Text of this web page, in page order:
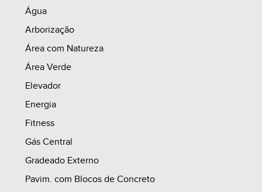
2.5.2. AS PARCELAS FINANCIADAS DIRETO
SERÃO CORRIGIDAS MENSALMENTE DE ACORDO
Água
Arborização
Área com Natureza
Área Verde
Elevador
Energia
Fitness
Gás Central
Gradeado Externo
Pavim. com Blocos de Concreto